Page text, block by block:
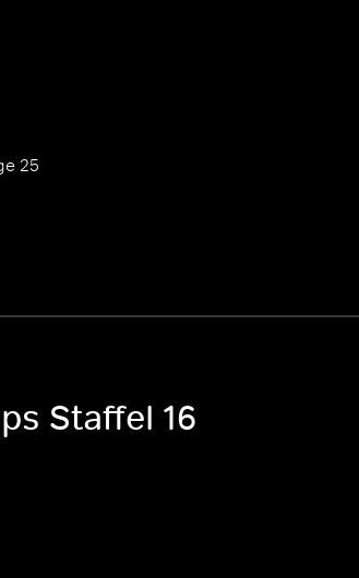
25
Staffel 16